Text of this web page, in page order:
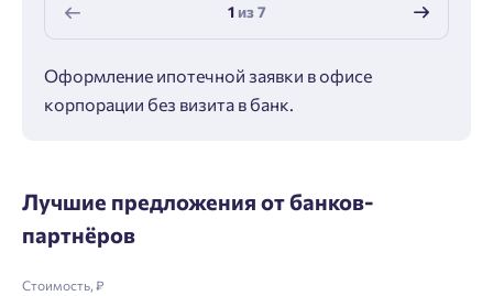
1из7
Оформление ипотечной заявки в офисе
корпорации без визита в банк.
Лучшие предложения от банков-
партнёров
Стоимость, ₽